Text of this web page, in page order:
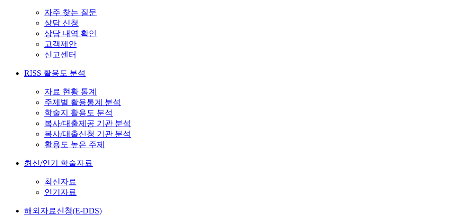
자주 찾는 질문
상담 신청
상담 내역 확인
고객제안
신고센터
RISS 활용도 분석
자료 현황 통계
주제별 활용통계 분석
학술지 활용도 분석
복사/대출제공 기관 분석
복사/대출신청 기관 분석
활용도 높은 주제
최신/인기 학술자료
최신자료
인기자료
해외자료신청(E-DDS)